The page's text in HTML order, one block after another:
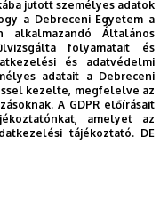
jutott személyes adatok
a Debreceni Egyetem a
alkalmazandó Általános
folyamatait és
és adatvédelmi
adatait a Debreceni
kezelte, megfelelve az
A GDPR előírásait
amelyet az
tájékoztató. DE
mindenképpen
joga van, hogy a
olyan körülmények
azt beleegyezése
lássák .